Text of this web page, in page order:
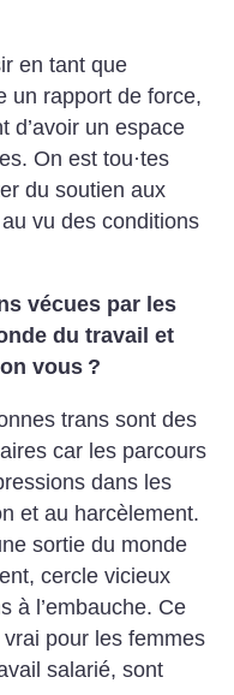
en tant que
un rapport de force,
d’avoir un espace
On est tou·tes
du soutien aux
vu des conditions
vécues par les
du travail et
vous ?
trans sont des
car les parcours
dans les
et au harcèlement.
sortie du monde
cercle vicieux
à l’embauche. Ce
pour les femmes
salarié, sont